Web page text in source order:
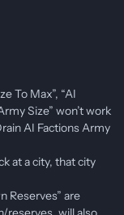
To Max”, “AI
Size” won’t work
AI Factions Army
at a city, that city
Reserves” are